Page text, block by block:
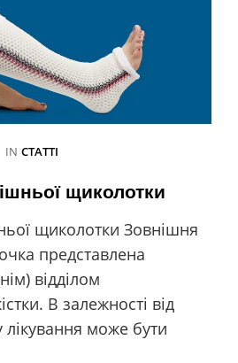
IN CATEGORIES
СТАТТІ
щиколотки
щиколотки Зовнішня
представлена
відділом
В залежності від
лікування може бути